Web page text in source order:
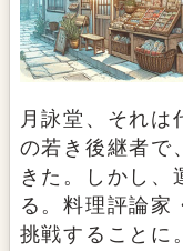
月詠堂、それは
の若き後継者で
きた。しかし、
る。料理評論家
挑戦することに